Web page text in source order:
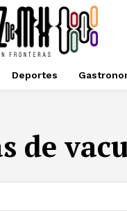
Deportes
de